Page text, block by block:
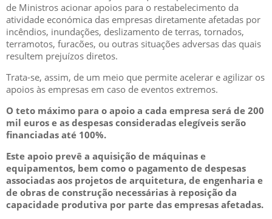
de Ministros acionar apoios para o restabelecimento da
atividade económica das empresas diretamente afetadas por
incêndios, inundações, deslizamento de terras, tornados,
terramotos, furacões, ou outras situações adversas das quais
resultem prejuízos diretos.
Trata-se, assim, de um meio que permite acelerar e agilizar os
apoios às empresas em caso de eventos extremos.
O teto máximo para o apoio a cada empresa será de 200
mil euros e as despesas consideradas elegíveis serão
financiadas até 100%.
Este apoio prevê a aquisição de máquinas e
equipamentos, bem como o pagamento de despesas
associadas aos projetos de arquitetura, de engenharia e
de obras de construção necessárias à reposição da
capacidade produtiva por parte das empresas afetadas.